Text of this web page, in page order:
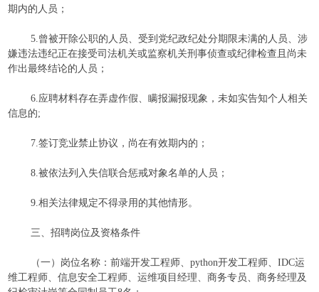
期内的人员；
5.曾被开除公职的人员、受到党纪政纪处分期限未满的人员、涉
嫌违法违纪正在接受司法机关或监察机关刑事侦查或纪律检查且尚未
作出最终结论的人员；
6.应聘材料存在弄虚作假、瞒报漏报现象，未如实告知个人相关
信息的;
7.签订竞业禁止协议，尚在有效期内的；
8.被依法列入失信联合惩戒对象名单的人员；
9.相关法律规定不得录用的其他情形。
三、招聘岗位及资格条件
（一）岗位名称：前端开发工程师、python开发工程师、IDC运
维工程师、信息安全工程师、运维项目经理、商务专员、商务经理及